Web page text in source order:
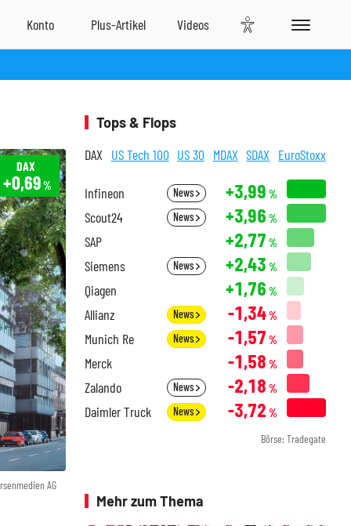
AG
DAX
+0,69%
Tops & Flops
DAX US Tech 100 US 30 MDAX SDAX EuroStoxx
Infineon News +3,99 %
Scout24 News +3,96 %
SAP +2,77 %
Siemens News +2,43 %
Qiagen +1,76 %
Allianz News -1,34%
Munich Re News -1,57 %
Merck -1,58 %
Zalando News -2,18 %
Daimler Truck News -3,72 %
Börse: Tradegate
Mehr zum Thema